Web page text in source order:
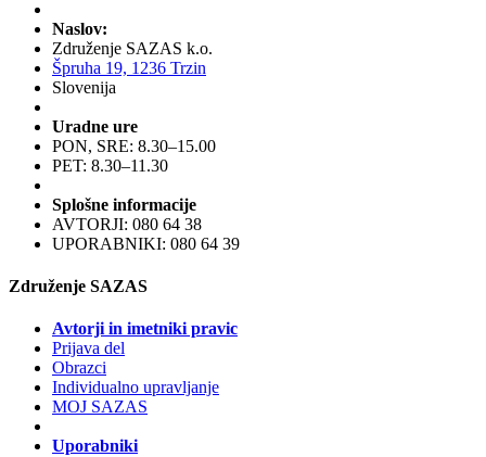
Naslov:
Združenje SAZAS k.o.
Špruha 19, 1236 Trzin
Slovenija
Uradne ure
PON, SRE: 8.30–15.00
PET: 8.30–11.30
Splošne informacije
AVTORJI: 080 64 38
UPORABNIKI: 080 64 39
Združenje SAZAS
Avtorji in imetniki pravic
Prijava del
Obrazci
Individualno upravljanje
MOJ SAZAS
Uporabniki